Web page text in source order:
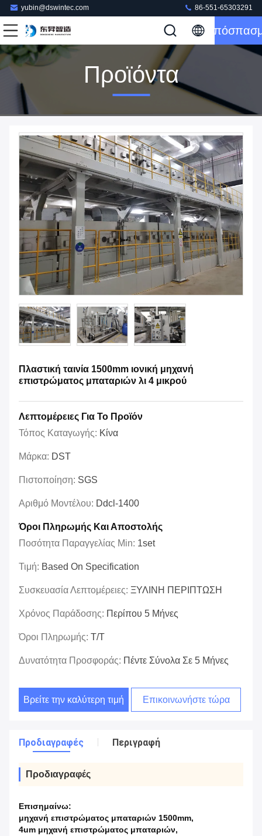
yubin@dswintec.com 86-551-65303291
Προϊόντα
Πλαστική ταινία 1500mm ιονική μηχανή
επιστρώματος μπαταριών λι 4 μικρού
Λεπτομέρειες Για Το Προϊόν
Τόπος Καταγωγής: Κίνα
Μάρκα: DST
Πιστοποίηση: SGS
Αριθμό Μοντέλου: Ddcl-1400
Όροι Πληρωμής Και Αποστολής
Ποσότητα Παραγγελίας Min: 1set
Τιμή: Based On Specification
Συσκευασία Λεπτομέρειες: ΞΥΛΙΝΗ ΠΕΡΙΠΤΩΣΗ
Χρόνος Παράδοσης: Περίπου 5 Μήνες
Όροι Πληρωμής: T/T
Δυνατότητα Προσφοράς: Πέντε Σύνολα Σε 5 Μήνες
Βρείτε την καλύτερη τιμή Επικοινωνήστε τώρα
Προδιαγραφές Περιγραφή
Προδιαγραφές
Επισημαίνω:
μηχανή επιστρώματος μπαταριών 1500mm,
4um μηχανή επιστρώματος μπαταριών,